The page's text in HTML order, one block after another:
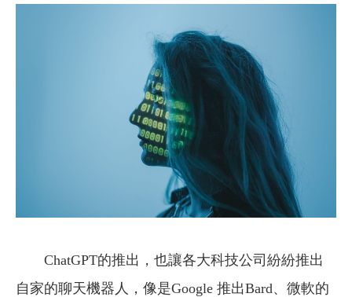
ChatGPT的推出，也讓各大科技公司紛紛推出
自家的聊天機器人，像是Google 推出Bard、微軟的